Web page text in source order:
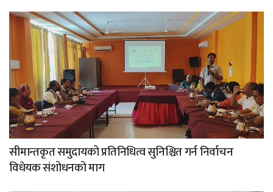
सीमान्तकृत समुदायको प्रतिनिधित्व सुनिश्चित गर्न निर्वाचन
विधेयक संशोधनको माग